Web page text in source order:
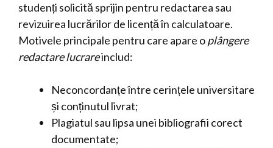
studenți solicită sprijin pentru redactarea sau
revizuirea lucrărilor de licență în calculatoare.
Motivele principale pentru care apare oplângere
redactare lucrareinclud:
Neconcordanțe între cerințele universitare
și conținutul livrat;
Plagiatul sau lipsa unei bibliografii corect
documentate;